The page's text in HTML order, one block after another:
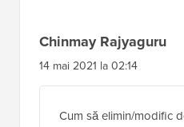
Chinmay Rajyaguru
14 mai 2021 la 02:14
Cum să elimin/modific